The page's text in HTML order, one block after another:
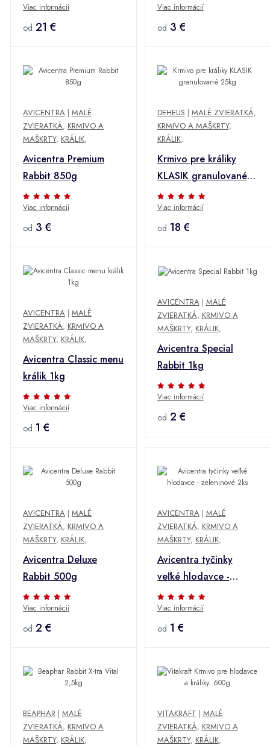
Viac informácií
od 21 €
Viac informácií
od 3 €
AVICENTRA | MALÉ
ZVIERATKÁ, KRMIVO A
MAŠKRTY, KRÁLIK,
Avicentra Premium
Rabbit 850g
Viac informácií
od 3 €
DEHEUS | MALÉ ZVIERATKÁ,
KRMIVO A MAŠKRTY,
KRÁLIK,
Krmivo pre králiky
KLASIK granulované
25kg
Viac informácií
od 18 €
AVICENTRA | MALÉ
ZVIERATKÁ, KRMIVO A
MAŠKRTY, KRÁLIK,
Avicentra Classic menu
králik 1kg
Viac informácií
od 1 €
AVICENTRA| MALÉ
ZVIERATKÁ, KRMIVO A
MAŠKRTY, KRÁLIK,
Avicentra Special
Rabbit 1kg
Viac informácií
od 2 €
AVICENTRA | MALÉ
ZVIERATKÁ, KRMIVO A
MAŠKRTY, KRÁLIK,
Avicentra Deluxe
Rabbit 500g
Viac informácií
od 2 €
AVICENTRA| MALÉ
ZVIERATKÁ, KRMIVO A
MAŠKRTY, KRÁLIK,
Avicentra tyčinky
veľké hlodavce -
zeleninové 2ks
Viac informácií
od 1 €
BEAPHAR | MALÉ
ZVIERATKÁ, KRMIVO A
MAŠKRTY, KRÁLIK,
VITAKRAFT | MALÉ
ZVIERATKÁ, KRMIVO A
MAŠKRTY, KRÁLIK,